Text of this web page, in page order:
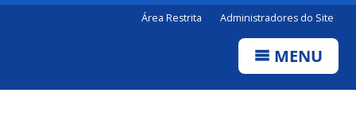
Área Restrita Administradores do Site
MENU